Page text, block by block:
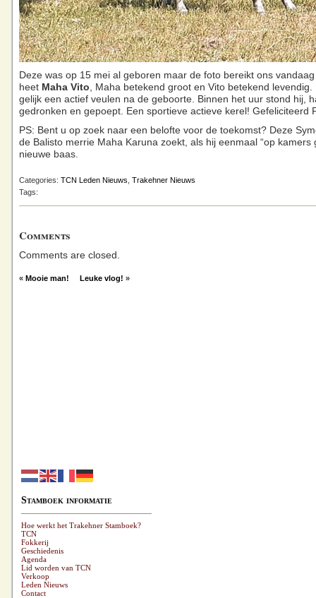
Deze was op 15 mei al geboren maar de foto bereikt ons
heet Maha Vito, Maha betekend groot en Vito betekend levendig.
gelijk een actief veulen na de geboorte. Binnen het uur stond hij,
gedronken en gepoept. Een sportieve actieve kerel! Gefeliciteerd
PS: Bent u op zoek naar een belofte voor de toekomst? Deze
de Balisto merrie Maha Karuna zoekt, als hij eenmaal “op kamers
nieuwe baas.
Categories: TCN Leden Nieuws Trakehner Nieuws
Tags:
Comments
Comments are closed.
« Mooie man! Leuke vlog! »
Stamboek informatie
Hoe werkt het Trakehner Stamboek?
TCN
Fokkerij
Geschiedenis
Agenda
Lid worden van TCN
Verkoop
Leden Nieuws
Contact